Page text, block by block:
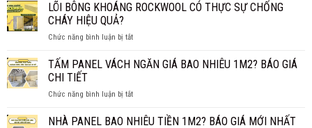
LÕI BÔNG KHOÁNG ROCKWOOL CÓ THỰC SỰ CHỐNG
CHÁY HIỆU QUẢ?
Chức năng bình luận bị tắtở
BÔNG
CÓ
SỰ
TẤM PANEL VÁCH NGĂN GIÁ BAO NHIÊU 1M2? BÁO GIÁ
CHI TIẾT
Chức năng bình luận bị tắtở
PANEL
NHÀ PANEL BAO NHIÊU TIỀN 1M2? BÁO GIÁ MỚI NHẤT